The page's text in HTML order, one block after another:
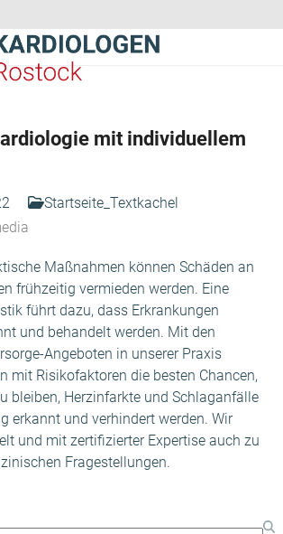
mit individuellem
Startseite_Textkachel
Maßnahmen können Schäden an
frühzeitig vermieden werden. Eine
führt dazu, dass Erkrankungen
und behandelt werden. Mit den
Angeboten in unserer Praxis
mit Risikofaktoren die besten Chancen,
bleiben, Herzinfarkte und Schlaganfälle
erkannt und verhindert werden. Wir
und mit zertifizierter Expertise auch zu
Fragestellungen.